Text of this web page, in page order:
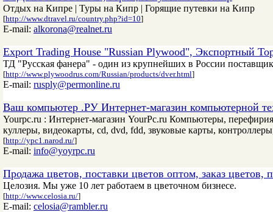
Отдых на Кипре | Туры на Кипр | Горящие путевки на Кипр
[http://www.dtravel.ru/country.php?id=10]
E-mail: alkorona@realnet.ru
Export Trading House "Russian Plywood", Экспортный
ТД "Русская фанера" - один из крупнейших в России
[http://www.plywoodrus.com/Russian/products/dver.html]
E-mail: rusply@permonline.ru
Ваш компьютер .РУ Интернет-магазин компьютерной
Yourpc.ru : Интернет-магазин YourPc.ru Компьютеры,
куллеры, видеокарты, cd, dvd, fdd, звуковые карты,
[http://ypc1.narod.ru/]
E-mail: info@yoyrpc.ru
Продажа цветов, поставки цветов оптом, заказ цветов,
Целозия. Мы уже 10 лет работаем в цветочном бизнесе.
[http://www.celosia.ru/]
E-mail: celosia@rambler.ru